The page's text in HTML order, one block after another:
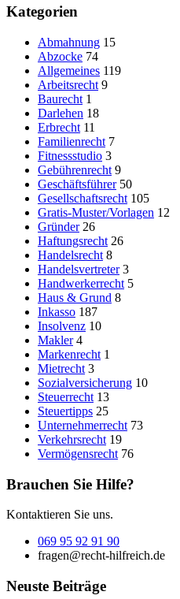
Kategorien
Abmahnung 15
Abzocke 74
Allgemeines 119
Arbeitsrecht 9
Baurecht 1
Darlehen 18
Erbrecht 11
Familienrecht 7
Fitnessstudio 3
Gebührenrecht 9
Geschäftsführer 50
Gesellschaftsrecht 105
Gratis-Muster/Vorlagen 12
Gründer 26
Haftungsrecht 26
Handelsrecht 8
Handelsvertreter 3
Handwerkerrecht 5
Haus & Grund 8
Inkasso 187
Insolvenz 10
Makler 4
Markenrecht 1
Mietrecht 3
Sozialversicherung 10
Steuerrecht 13
Steuertipps 25
Unternehmerrecht 73
Verkehrsrecht 19
Vermögensrecht 76
Brauchen Sie Hilfe?
Kontaktieren Sie uns.
069 95 92 91 90
fragen@recht-hilfreich.de
Neuste Beiträge